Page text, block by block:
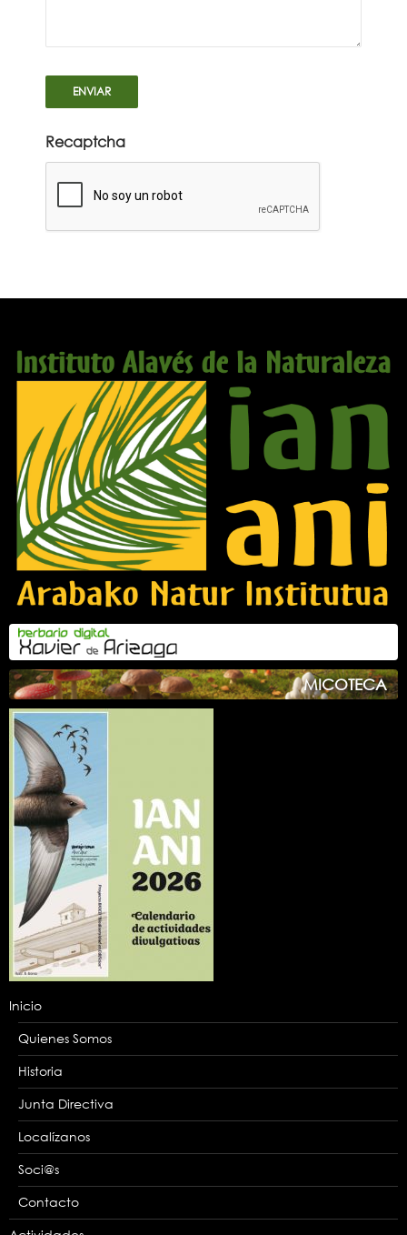
Recaptcha
MICOTECA
Inicio
Quienes Somos
Historia
Junta Directiva
Localízanos
Soci@s
Contacto